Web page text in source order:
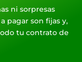
ni sorpresas
pagar son fijas y,
tu contrato de